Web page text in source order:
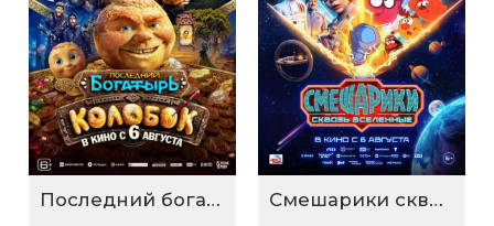
Последний богатырь. Колобок Смешарики сквозь вселенные